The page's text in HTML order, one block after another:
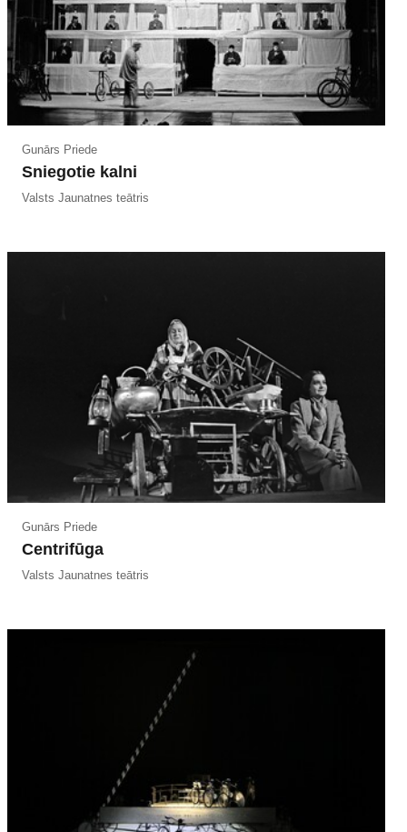
Gunārs Priede
Sniegotie kalni
Valsts Jaunatnes teātris
Gunārs Priede
Centrifūga
Valsts Jaunatnes teātris